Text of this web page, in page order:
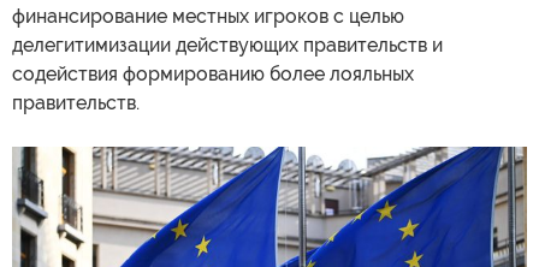
финансирование местных игроков с целью
делегитимизации действующих правительств и
содействия формированию более лояльных
правительств.